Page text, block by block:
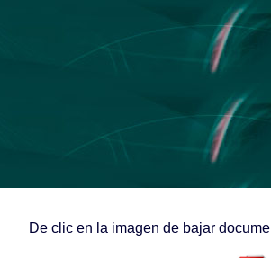
De clic en la imagen de bajar